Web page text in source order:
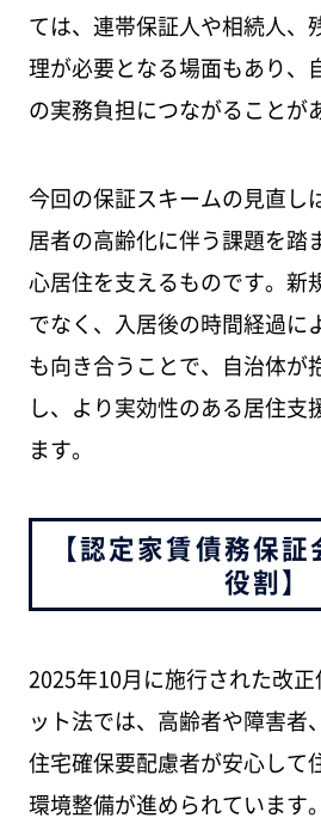
ては、連帯保証人や相続人、
理が必要となる場面もあり、
の実務負担につながることが
今回の保証スキームの見直し
居者の高齢化に伴う課題を踏
心居住を支えるものです。新
でなく、入居後の時間経過に
も向き合うことで、自治体が
し、より実効性のある居住支
ます。
【認定家賃債務保
役割】
2025年10月に施行された改
ット法では、高齢者や障害者
住宅確保要配慮者が安心して
環境整備が進められています。